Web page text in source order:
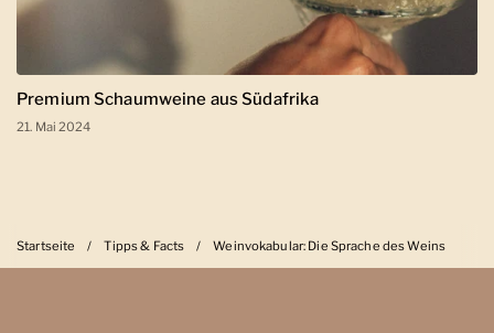
Premium Schaumweine aus Südafrika
21. Mai 2024
Startseite / Tipps & Facts / Weinvokabular: Die Sprache des Weins